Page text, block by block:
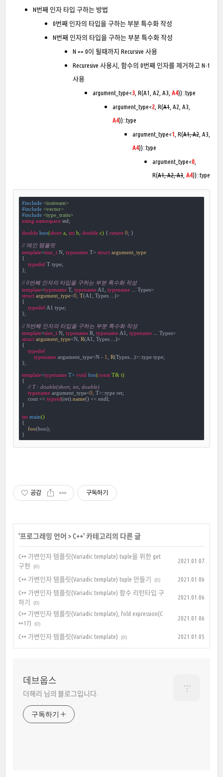
N번째 인자 타입 구하는 방법
0번째 인자의 타입을 구하는 부분 특수화 작성
N번째 인자의 타입을 구하는 부분 특수화 작성
N == 0이 될때까지 Recursive 사용
Recuresive 사용시, 함수의 0번째 인자를 제거하고 N-1
사용
argument_type<3 , R(A1, A2, A3, A4))::type
argument_type<2 , R(A1 , A2, A3,
A4))::type
argument_type<1 , R(A1, A2 , A3,
A4))::type
argument_type<0
R(A1, A2, A3 A4))::type
#include <iostream>
#include <vector>
#include <type_traits>
using namespace std;
double hoo(short a, int b, double c) { return 0; }
// 메인 템플릿
template<size_t N, typename T> struct argument_type
{
typedef T type;
};
// 0번째 인자의 타입을 구하는 부분 특수화 작성
template<typename T, typename A1, typename
struct argument_type<0 T(A1, Types ...)>
{
typedef A1 type;
};
// N번째 인자의 타입을 구하는 부분 특수화 작성
template<size_t N, typename R, typename A1, typename
struct argument_type<N, R(A1, Types ...)>
{
typedef
typename argument_type<N - 1 R(Types...)>::type type;
};
template<typename T> void foo(const T& t)
{
// T : double(short, int, double)
typename argument_type<0 , T>::type ret;
    cout <<
typeid(ret). name() << endl;
}
int main()
{
foo(hoo);
}
공감 구독하기
'프로그래밍 언어 >C++' 카테고리의 다른 글
C++ 가변인자 템플릿(Variadic template) tuple을 위한 get
구현
(0)
2021.01.07
C++ 가변인자 템플릿(Variadic template) tuple 만들기 (0)
2021.01.06
C++ 가변인자 템플릿(Variadic template) 함수 리턴타입 구
하기
(0)
2021.01.06
C++ 가변인자 템플릿(Variadic template), fold expression(C
++17)
(0)
2021.01.06
C++ 가변인자 템플릿(Variadic template) (0) 2021.01.05
데브웁스
더해리 님의 블로그입니다.
구독하기